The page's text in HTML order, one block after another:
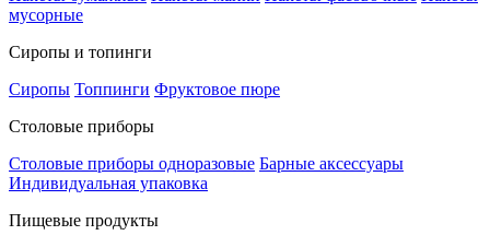
мусорные
Сиропы и топинги
Сиропы Топпинги Фруктовое пюре
Столовые приборы
Столовые приборы одноразовые Барные аксессуары
Индивидуальная упаковка
Пищевые продукты